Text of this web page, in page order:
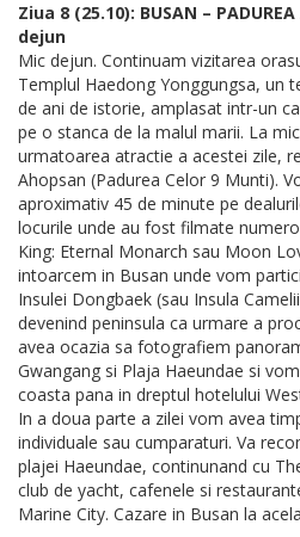
Ziua 8 (25.10): BUSAN –
dejun
Mic dejun. Continuam vizitarea
Templul Haedong Yonggungsa, un
de ani de istorie, amplasat intr-un
pe o stanca de la malul marii. La
urmatoarea atractie a acestei zile,
Ahopsan (Padurea Celor 9 Munti).
aproximativ 45 de minute pe
locurile unde au fost filmate
King: Eternal Monarch sau Moon
intoarcem in Busan unde vom
Insulei Dongbaek (sau Insula
devenind peninsula ca urmare a
avea ocazia sa fotografiem
Gwangang si Plaja Haeundae si
coasta pana in dreptul hotelului
In a doua parte a zilei vom avea
individuale sau cumparaturi. Va
plajei Haeundae, continunand cu
club de yacht, cafenele si
Marine City. Cazare in Busan la